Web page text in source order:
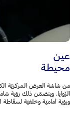
عين
محيطة
من شاشة العرض المركزيّة
ورؤية أماميّة وخلفيّة لسقّاطة